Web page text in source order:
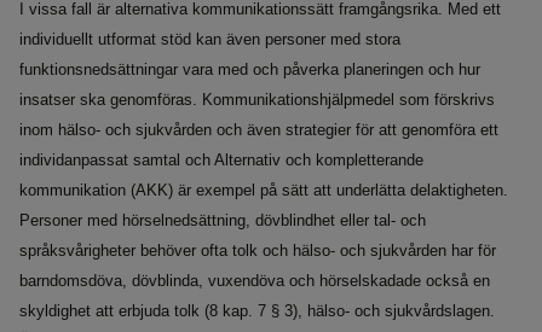
I vissa fall är alternativa kommunikationssätt framgångsrika. Med ett
individuellt utformat stöd kan även personer med stora
funktionsnedsättningar vara med och påverka planeringen och hur
insatser ska genomföras. Kommunikationshjälpmedel som förskrivs
inom hälso- och sjukvården och även strategier för att genomföra ett
individanpassat samtal och Alternativ och kompletterande
kommunikation (AKK) är exempel på sätt att underlätta delaktigheten.
Personer med hörselnedsättning, dövblindhet eller tal- och
språksvårigheter behöver ofta tolk och hälso- och sjukvården har för
barndomsdöva, dövblinda, vuxendöva och hörselskadade också en
skyldighet att erbjuda tolk (8 kap. 7 § 3), hälso- och sjukvårdslagen.